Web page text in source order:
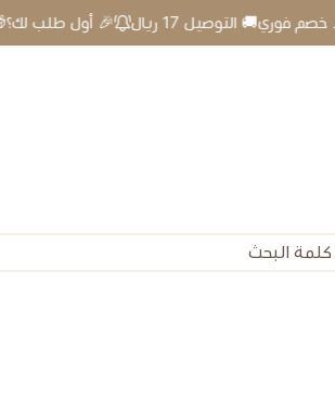
🎉 أول طلب لك؟🎁 استخدم كود A5 وخذ خصم فوري🚚 التوصيل 17 ريال